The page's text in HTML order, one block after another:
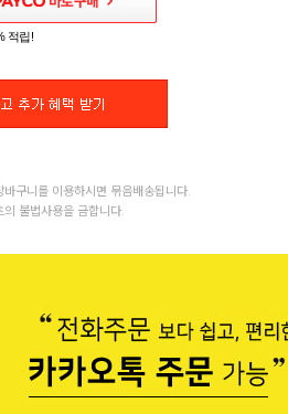
적립!
구니를 이용하시면 묶음배송됩니다.
불법사용을 금합니다.